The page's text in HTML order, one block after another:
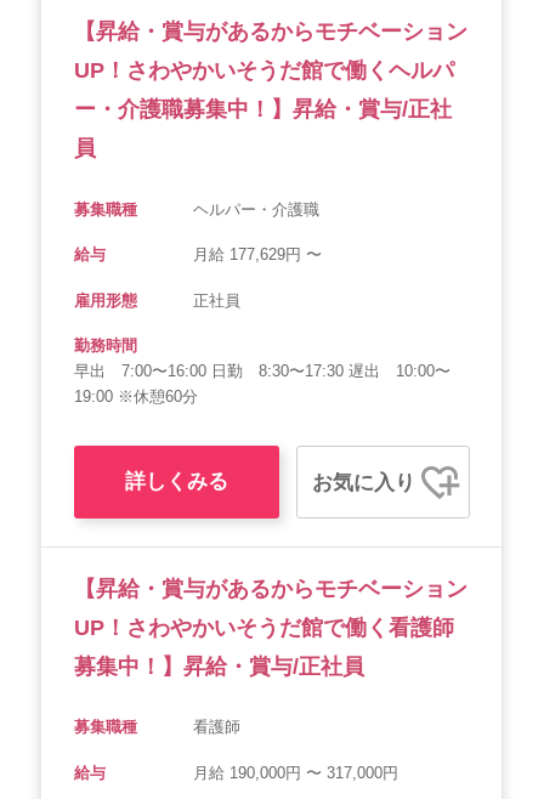
【昇給・賞与があるからモチベーション
UP！さわやかいそうだ館で働くヘルパ
ー・介護職募集中！】昇給・賞与/正社
員
募集職種 ヘルパー・介護職
給与 月給 177,629円 〜
雇用形態 正社員
勤務時間
早出 7:00〜16:00 日勤 8:30〜17:30 遅出 10:00〜
19:00 ※休憩60分
詳しくみる お気に入り
【昇給・賞与があるからモチベーション
UP！さわやかいそうだ館で働く看護師
募集中！】昇給・賞与/正社員
募集職種 看護師
給与 月給 190,000円 〜 317,000円